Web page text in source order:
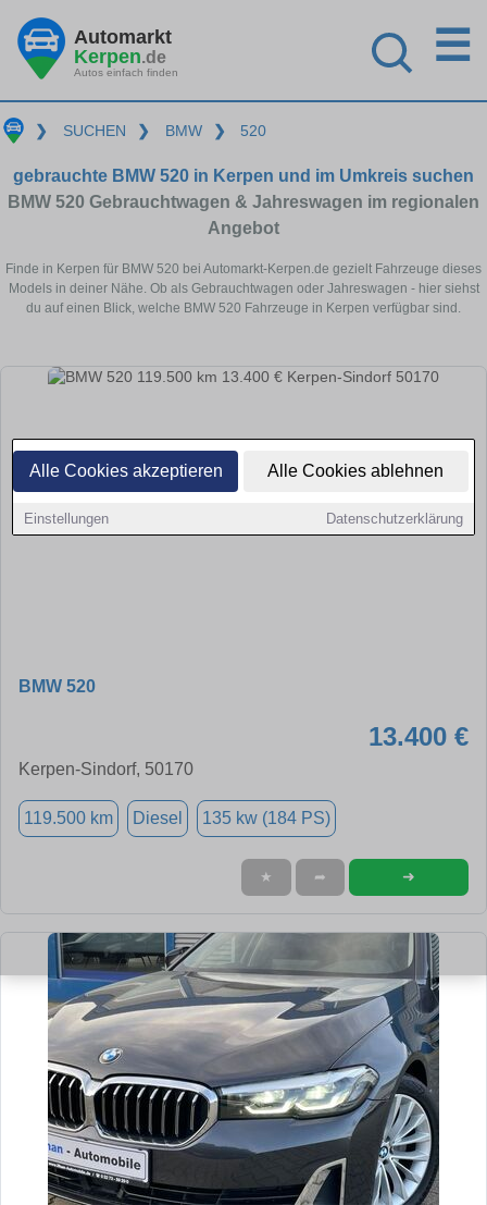
Alle Cookies akzeptieren Alle Cookies ablehnen
Einstellungen Datenschutzerklärung
Automarkt
Kerpen.de
Autos einfach finden
☰
❯ SUCHEN ❯ BMW ❯ 520
gebrauchte BMW 520 in Kerpen und im Umkreis suchen
BMW 520 Gebrauchtwagen & Jahreswagen im regionalen
Angebot
Finde in Kerpen für BMW 520 bei Automarkt-Kerpen.de gezielt Fahrzeuge dieses
Models in deiner Nähe. Ob als Gebrauchtwagen oder Jahreswagen - hier siehst
du auf einen Blick, welche BMW 520 Fahrzeuge in Kerpen verfügbar sind.
BMW 520
13.400 €
Kerpen-Sindorf, 50170
119.500 km Diesel 135 kw (184 PS)
★ ➦ ➜